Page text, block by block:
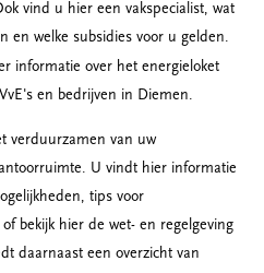
vind u hier een vakspecialist, wat
en welke subsidies voor u gelden.
informatie over het energieloket
en bedrijven in Diemen.
verduurzamen van uw
U vindt hier informatie
tips voor
bekijk hier de wet- en regelgeving
daarnaast een overzicht van